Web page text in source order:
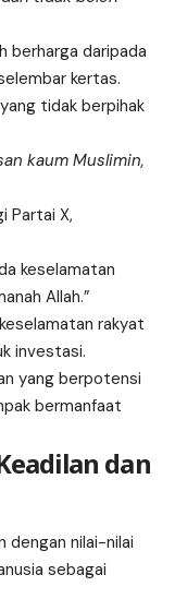
berharga daripada
kertas.
kaum Muslimin,
Partai X,
keselamatan
Allah.”
rakyat
investasi.
bermanfaat
dan
dengan nilai-nilai
sebagai